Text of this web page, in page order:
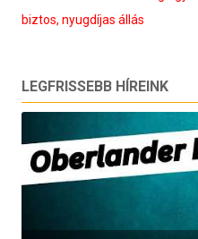
navigáció
biztos, nyugdíjas állás
LEGFRISSEBB HÍREINK